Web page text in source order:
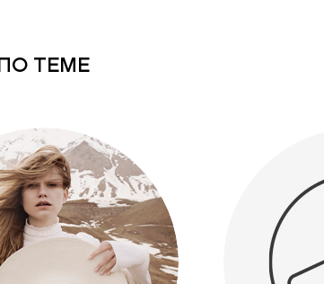
ТЕМЕ